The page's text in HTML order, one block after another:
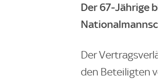
Der 67-Jährige
Der
den Beteiligten